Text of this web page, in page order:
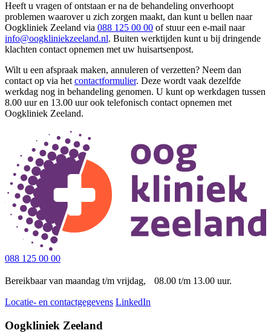
Heeft u vragen of ontstaan er na de behandeling onverhoopt
problemen waarover u zich zorgen maakt, dan kunt u bellen naar
Oogkliniek Zeeland via 088 125 00 00 of stuur een e-mail naar
info@oogkliniekzeeland.nl. Buiten werktijden kunt u bij dringende
klachten contact opnemen met uw huisartsenpost.
Wilt u een afspraak maken, annuleren of verzetten? Neem dan
contact op via het contactformulier. Deze wordt vaak dezelfde
werkdag nog in behandeling genomen. U kunt op werkdagen tussen
8.00 uur en 13.00 uur ook telefonisch contact opnemen met
Oogkliniek Zeeland.
088 125 00 00
Bereikbaar van maandag t/m vrijdag, 08.00 t/m 13.00 uur.
Locatie- en contactgegevens LinkedIn
Oogkliniek Zeeland